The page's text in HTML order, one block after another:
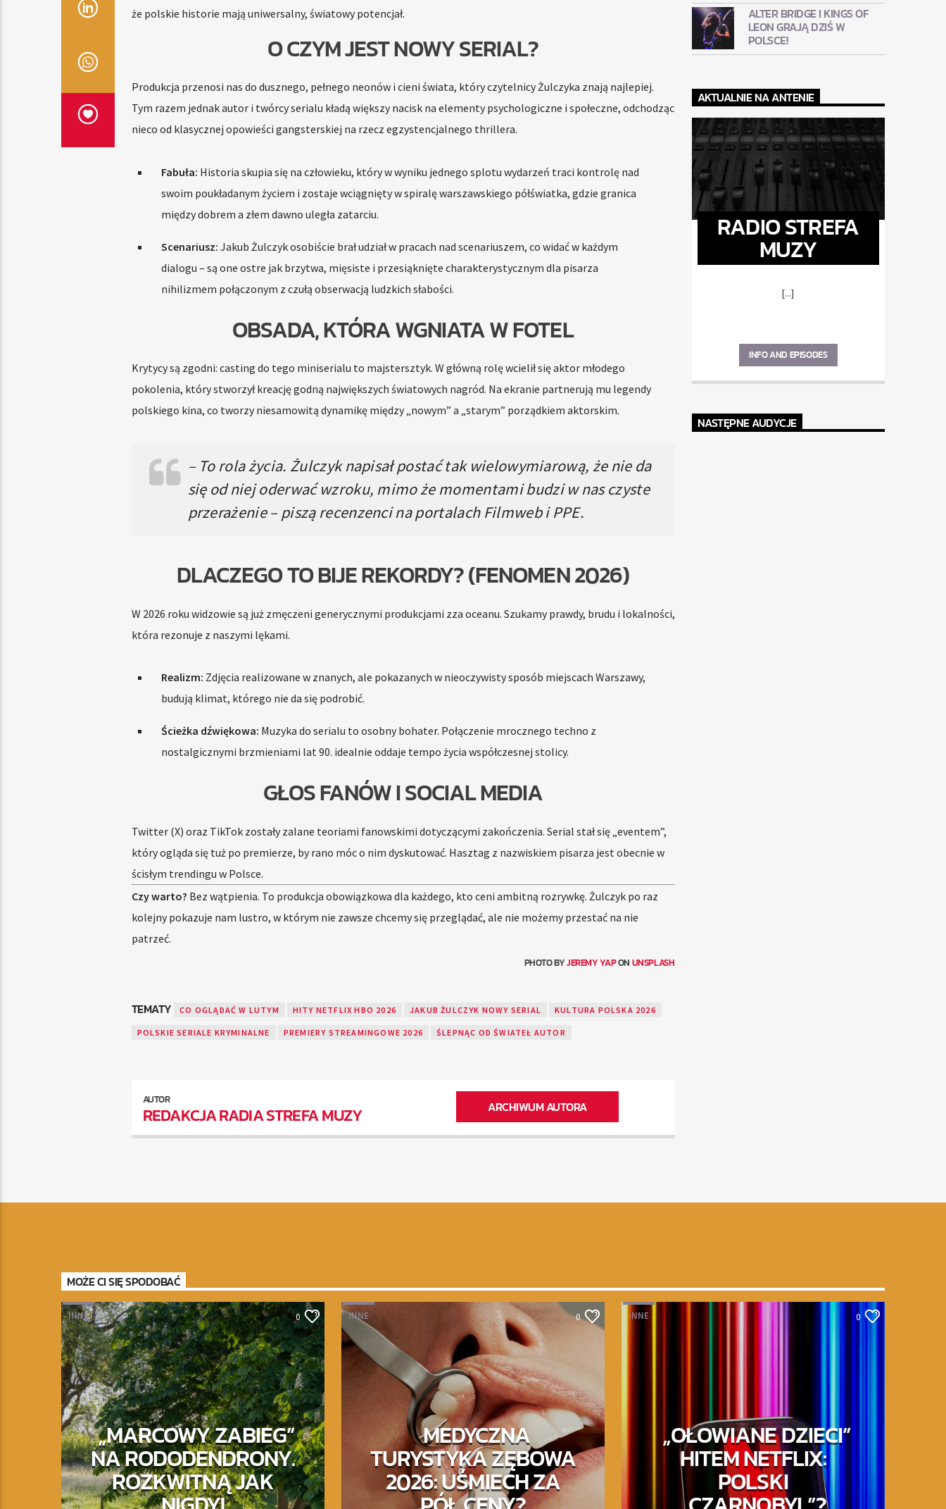
że polskie historie mają uniwersalny, światowy potencjał.
O CZYM JEST NOWY SERIAL?
Produkcja przenosi nas do dusznego, pełnego neonów i cieni świata, który czytelnicy Żulczyka znają najlepiej.
Tym razem jednak autor i twórcy serialu kładą większy nacisk na elementy psychologiczne i społeczne, odchodząc
nieco od klasycznej opowieści gangsterskiej na rzecz egzystencjalnego thrillera.
Fabuła: Historia skupia się na człowieku, który w wyniku jednego splotu wydarzeń traci kontrolę nad
swoim poukładanym życiem i zostaje wciągnięty w spiralę warszawskiego półświatka, gdzie granica
między dobrem a złem dawno uległa zatarciu.
Scenariusz: Jakub Żulczyk osobiście brał udział w pracach nad scenariuszem, co widać w każdym
dialogu – są one ostre jak brzytwa, mięsiste i przesiąknięte charakterystycznym dla pisarza
nihilizmem połączonym z czułą obserwacją ludzkich słabości.
OBSADA, KTÓRA WGNIATA W FOTEL
Krytycy są zgodni: casting do tego miniserialu to majstersztyk. W główną rolę wcielił się aktor młodego
pokolenia, który stworzył kreację godną największych światowych nagród. Na ekranie partnerują mu legendy
polskiego kina, co tworzy niesamowitą dynamikę między „nowym” a „starym” porządkiem aktorskim.
– To rola życia. Żulczyk napisał postać tak wielowymiarową, że nie da
się od niej oderwać wzroku, mimo że momentami budzi w nas czyste
przerażenie – piszą recenzenci na portalach Filmweb i PPE.
DLACZEGO TO BIJE REKORDY? (FENOMEN 2026)
W 2026 roku widzowie są już zmęczeni generycznymi produkcjami zza oceanu. Szukamy prawdy, brudu i lokalności,
która rezonuje z naszymi lękami.
Realizm: Zdjęcia realizowane w znanych, ale pokazanych w nieoczywisty sposób miejscach Warszawy,
budują klimat, którego nie da się podrobić.
Ścieżka dźwiękowa: Muzyka do serialu to osobny bohater. Połączenie mrocznego techno z
nostalgicznymi brzmieniami lat 90. idealnie oddaje tempo życia współczesnej stolicy.
GŁOS FANÓW I SOCIAL MEDIA
Twitter (X) oraz TikTok zostały zalane teoriami fanowskimi dotyczącymi zakończenia. Serial stał się „eventem”,
który ogląda się tuż po premierze, by rano móc o nim dyskutować. Hasztag z nazwiskiem pisarza jest obecnie w
ścisłym trendingu w Polsce.
Czy warto? Bez wątpienia. To produkcja obowiązkowa dla każdego, kto ceni ambitną rozrywkę. Żulczyk po raz
kolejny pokazuje nam lustro, w którym nie zawsze chcemy się przeglądać, ale nie możemy przestać na nie
patrzeć.
PHOTO BYJEREMY YAPON UNSPLASH
TEMATY CO OGLĄDAĆ W LUTYM HITY NETFLIX HBO 2026 JAKUB ŻULCZYK NOWY SERIAL KULTURA POLSKA 2026
POLSKIE SERIALE KRYMINALNE PREMIERY STREAMINGOWE 2026 ŚLEPNĄC OD ŚWIATEŁ AUTOR
AUTOR
REDAKCJA RADIA STREFA MUZY ARCHIWUM AUTORA
ALTER BRIDGE I KINGS OF
LEON GRAJĄ DZIŚ W
POLSCE!
AKTUALNIE NA ANTENIE
RADIO STREFA
MUZY
[...]
INFO AND EPISODES
NASTĘPNE AUDYCJE
MOŻE CI SIĘ SPODOBAĆ
INNE 0
„MARCOWY ZABIEG”
NA RODODENDRONY.
ROZKWITNĄ JAK
INNE 0
MEDYCZNA
TURYSTYKA ZĘBOWA
2026: UŚMIECH ZA
INNE 0
„OŁOWIANE DZIECI”
HITEM NETFLIX:
POLSKI